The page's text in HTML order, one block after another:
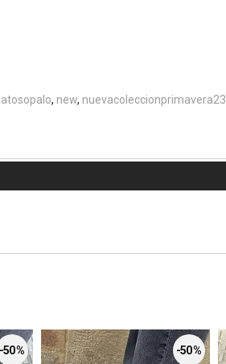
new nuevacoleccionprimavera23
-50 % -50 %